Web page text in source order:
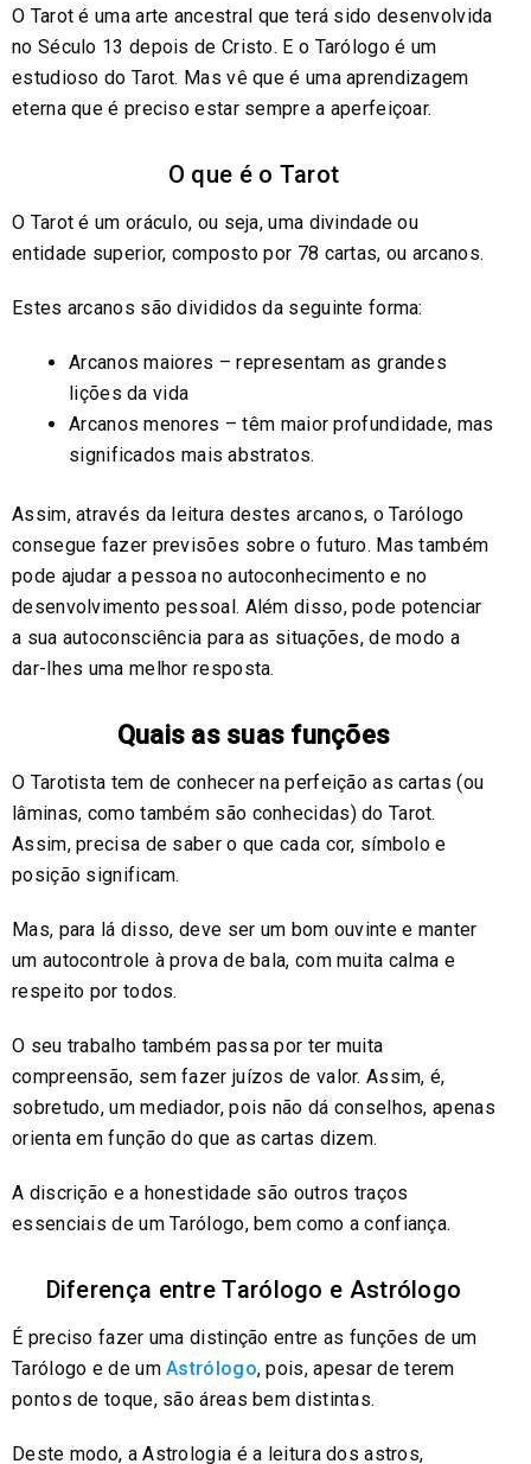
O Tarot é uma arte ancestral que terá sido desenvolvida
no Século 13 depois de Cristo. E o Tarólogo é um
estudioso do Tarot. Mas vê que é uma aprendizagem
eterna que é preciso estar sempre a aperfeiçoar.
O que é o Tarot
O Tarot é um oráculo, ou seja, uma divindade ou
entidade superior, composto por 78 cartas, ou arcanos.
Estes arcanos são divididos da seguinte forma:
Arcanos maiores – representam as grandes
lições da vida
Arcanos menores – têm maior profundidade, mas
significados mais abstratos.
Assim, através da leitura destes arcanos, o Tarólogo
consegue fazer previsões sobre o futuro. Mas também
pode ajudar a pessoa no autoconhecimento e no
desenvolvimento pessoal. Além disso, pode potenciar
a sua autoconsciência para as situações, de modo a
dar-lhes uma melhor resposta.
Quais as suas funções
O Tarotista tem de conhecer na perfeição as cartas (ou
lâminas, como também são conhecidas) do Tarot.
Assim, precisa de saber o que cada cor, símbolo e
posição significam.
Mas, para lá disso, deve ser um bom ouvinte e manter
um autocontrole à prova de bala, com muita calma e
respeito por todos.
O seu trabalho também passa por ter muita
compreensão, sem fazer juízos de valor. Assim, é,
sobretudo, um mediador, pois não dá conselhos, apenas
orienta em função do que as cartas dizem.
A discrição e a honestidade são outros traços
essenciais de um Tarólogo, bem como a confiança.
Diferença entre Tarólogo e Astrólogo
É preciso fazer uma distinção entre as funções de um
Tarólogo e de umAstrólogo, pois, apesar de terem
pontos de toque, são áreas bem distintas.
Deste modo, a Astrologia é a leitura dos astros,